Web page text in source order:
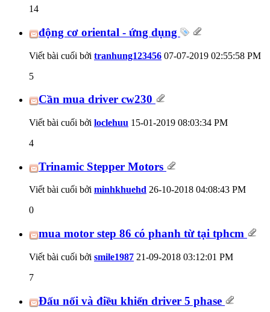
14
động cơ oriental - ứng dụng
Viết bài cuối bởi tranhung123456 07-07-2019 02:55:58 PM
5
Cần mua driver cw230
Viết bài cuối bởi loclehuu 15-01-2019 08:03:34 PM
4
Trinamic Stepper Motors
Viết bài cuối bởi minhkhuehd 26-10-2018 04:08:43 PM
0
mua motor step 86 có phanh từ tại tphcm
Viết bài cuối bởi smile1987 21-09-2018 03:12:01 PM
7
Đấu nối và điều khiển driver 5 phase